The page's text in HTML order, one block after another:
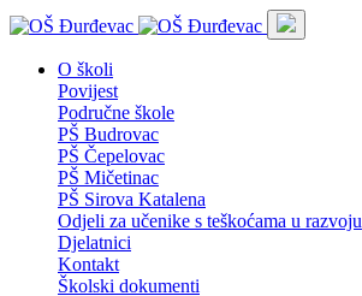
O školi
Povijest
Područne škole
PŠ Budrovac
PŠ Čepelovac
PŠ Mičetinac
PŠ Sirova Katalena
Odjeli za učenike s teškoćama u razvoju
Djelatnici
Kontakt
Školski dokumenti